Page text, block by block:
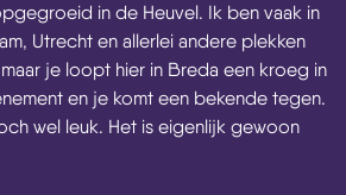
in de Heuvel. Ik ben vaak in
Utrecht en allerlei andere plekken
je loopt hier in Breda een kroeg in
en je komt een bekende tegen.
wel leuk. Het is eigenlijk gewoon